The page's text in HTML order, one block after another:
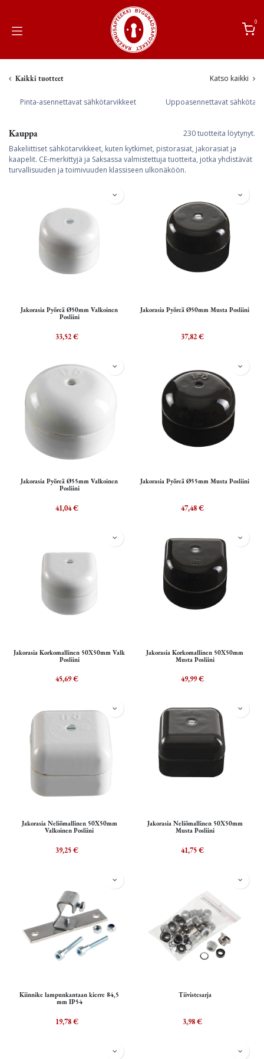
0
Kaikki tuotteet Katso kaikki
Pinta-asennettavat sähkötarvikkeet Uppoasennettavat
Kauppa
230 tuotteita löytynyt.
Bakeliittiset sähkötarvikkeet, kuten kytkimet, pistorasiat, jakorasiat ja
kaapelit. CE-merkittyjä ja Saksassa valmistettuja tuotteita, jotka yhdistävät
turvallisuuden ja toimivuuden klassiseen ulkonäköön.
Jakorasia Pyöreä Ø50mm Valkoinen
Posliini
33,52€
Jakorasia Pyöreä Ø50mm Musta Posliini
37,82€
Jakorasia Pyöreä Ø55mm Valkoinen
Posliini
41,04€
Jakorasia Pyöreä Ø55mm Musta Posliini
47,48€
Jakorasia Korkomallinen 50X50mm Valk
Posliini
45,69€
Jakorasia Korkomallinen 50X50mm
Musta Posliini
49,99€
Jakorasia Neliömallinen 50X50mm
Valkoinen Posliini
39,25€
Jakorasia Neliömallinen 50X50mm
Musta Posliini
41,75€
Kiinnike lampunkantaan kierre 84,5
mm IP54
19,78€
Tiivistesarja
3,98€